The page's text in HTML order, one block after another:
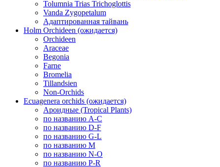
Tolumnia Trias Trichoglottis
Vanda Zygopetalum
Адаптированная тайвань
Holm Orchideen (ожидается)
Orchideen
Araceae
Begonia
Farne
Bromelia
Tillandsien
Non-Orchids
Ecuagenera orchids (ожидается)
Ароидные (Tropical Plants)
по названию A-C
по названию D-F
по названию G-L
по названию M
по названию N-O
по названию P-R